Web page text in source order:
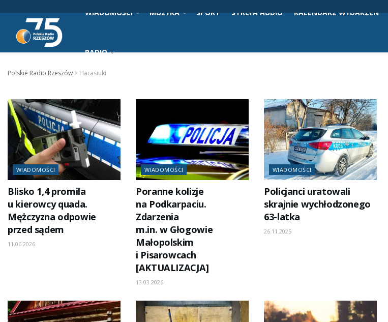
WIADOMOŚCI MUZYKA SPORT STREFA AUDIO KALENDARZ WYDARZEŃ
RADIO
Polskie Radio Rzeszów > Harasiuki
WIADOMOŚCI
Blisko 1,4 promila
u kierowcy quada.
Mężczyzna odpowie
przed sądem
11.06.2026
WIADOMOŚCI
Poranne kolizje
na Podkarpaciu.
Zdarzenia
m.in. w Głogowie
Małopolskim
i Pisarowcach
[AKTUALIZACJA]
13.03.2026
WIADOMOŚCI
Policjanci uratowali
skrajnie wychłodzonego
63-latka
26.11.2025